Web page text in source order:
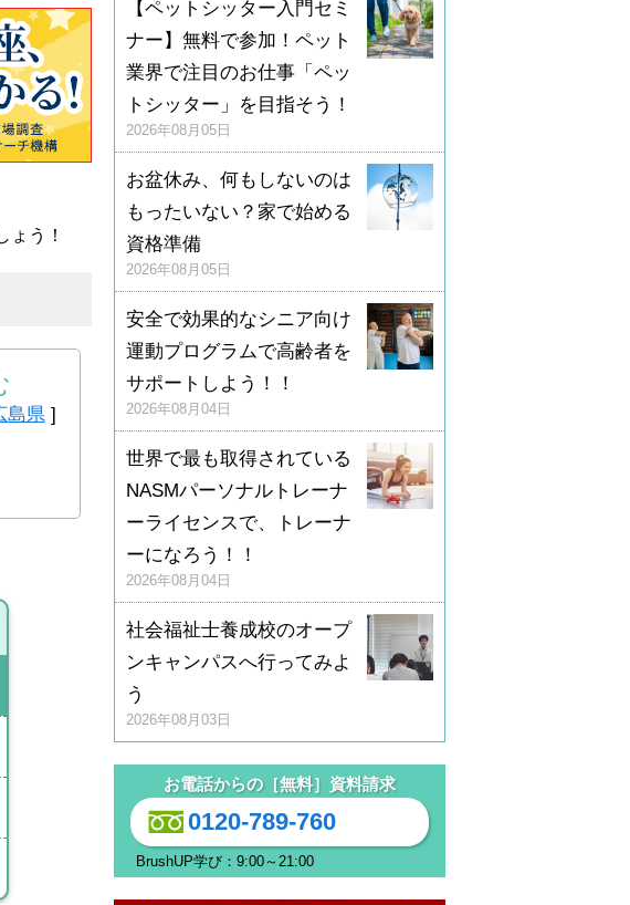
う！
島県 ]
【ペットシッター入門セミ
ナー】無料で参加！ペット
業界で注目のお仕事「ペッ
トシッター」を目指そう！
2026年08月05日
お盆休み、何もしないのは
もったいない？家で始める
資格準備
2026年08月05日
安全で効果的なシニア向け
運動プログラムで高齢者を
サポートしよう！！
2026年08月04日
世界で最も取得されている
NASMパーソナルトレーナ
ーライセンスで、トレーナ
ーになろう！！
2026年08月04日
社会福祉士養成校のオープ
ンキャンパスへ行ってみよ
う
2026年08月03日
お電話からの［無料］資料請求
0120-789-760
BrushUP学び：9:00～21:00